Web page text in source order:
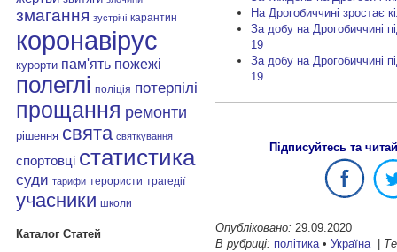
змагання зустрічі карантин
коронавірус
курорти пам'ять пожежі
полеглі поліція потерпілі
прощання ремонти
рішення свята святкування
спортовці статистика
суди тарифи терористи трагедії
учасники школи
Каталог Статей
На Дрогобиччині зростає
За добу на Дрогобиччині
19
За добу на Дрогобиччині
19
Підписуйтесь та
Опубліковано: 29.09.2020
В рубриці: політика• Україна|